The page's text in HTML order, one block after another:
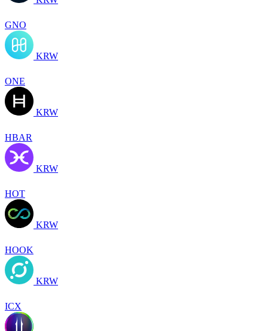
GNO
KRW
ONE
KRW
HBAR
KRW
HOT
KRW
HOOK
KRW
ICX